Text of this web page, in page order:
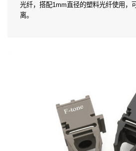
光纤，搭配1mm直径的塑料光纤使用，
离。